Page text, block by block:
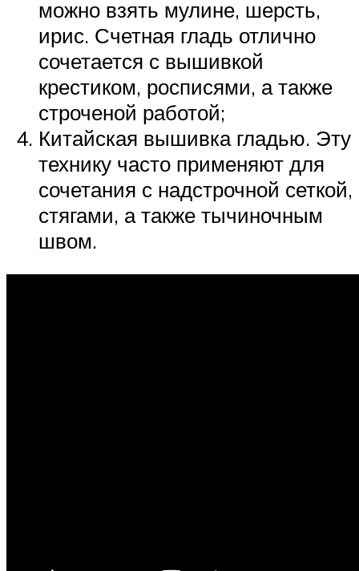
можно взять мулине, шерсть,
ирис. Счетная гладь отлично
сочетается с вышивкой
крестиком, росписями, а также
строченой работой;
Китайская вышивка гладью. Эту
технику часто применяют для
сочетания с надстрочной сеткой,
стягами, а также тычиночным
швом.